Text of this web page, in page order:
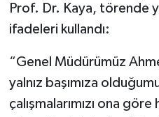
Prof. Dr. Kaya, törende
ifadeleri kullandı:
“Genel Müdürümüz
yalnız başımıza
çalışmalarımızı ona